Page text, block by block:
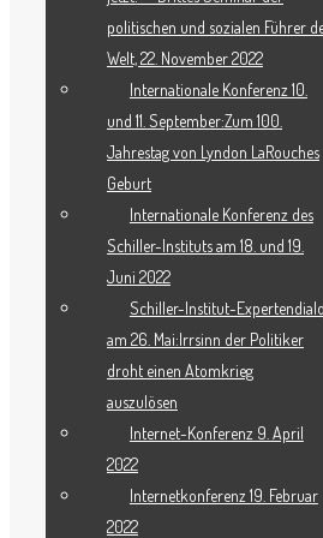
Beschäftigungsprogramm. Darüber
Unternehmen des privaten
für Fernangriffe auf Flugplätze in
Russland nimmt die Haltung des
unverhohlene militärische
auf die leichte Schulter. „Die USA,
streben nach totaler globaler
russische Außenminister Sergej
niemand sie daran hindern kann,
Ressourcen auszubeuten und auf
Dieser unverhohlen koloniale Reflex
aussichtsloses Unterfangen. „Ich
Investitionen in die Kriegswirtschaft
Vermögenswerte in der
warnte Zepp-LaRouche. „Es könnte
auf einen vollständigen
politischen und sozialen Führer
Welt, 22. November 2022
Internationale Konferenz 10.
und 11. September:Zum 100.
Jahrestag von Lyndon LaRouches
Geburt
Internationale Konferenz des
Schiller-Instituts am 18. und 19.
Juni 2022
Schiller-Institut-
am 26. Mai:Irrsinn der Politiker
droht einen Atomkrieg
auszulösen
Internet-Konferenz 9. April
2022
Internetkonferenz 19. Februar
2022